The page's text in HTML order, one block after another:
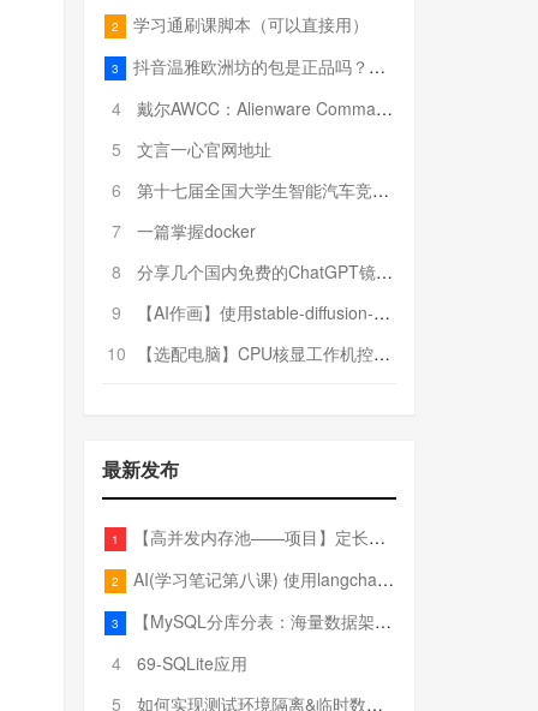
2 学习通刷课脚本（可以直接用）
3
抖音温雅欧洲坊的包是正品吗？温雅卖的包为啥那么便宜？
4
戴尔AWCC：Alienware Command Center 故障排除方法，里面附有超全详解呦，快来快来，欢迎观看~
5
文言一心官网地址
6
第十七届全国大学生智能汽车竞赛全国总决赛参赛队伍奖项公告
7
一篇掌握docker
8
分享几个国内免费的ChatGPT镜像网址(亲测有效-4月25日更新)
9
【AI作画】使用stable-diffusion-webui搭建AI作画平台
10
【选配电脑】CPU核显工作机控制预算5000
最新发布
1 【高并发内存池——项目】定长内存池——开胃小菜
2 AI(学习笔记第八课) 使用langchain的embedding models
3
【MySQL分库分表：海量数据架构的终极解决方案】
4
69-SQLite应用
5
如何实现测试环境隔离&临时数据库（pytest+SQLite）